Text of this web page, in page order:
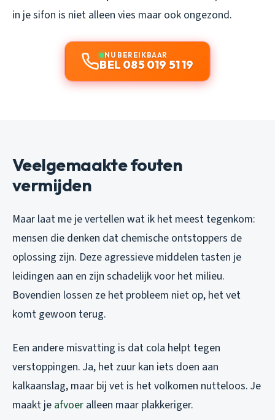
in je sifon is niet alleen vies maar ook ongezond.
NU BEREIKBAAR
BEL 085 019 51 19
Veelgemaakte fouten
vermijden
Maar laat me je vertellen wat ik het meest tegenkom:
mensen die denken dat chemische ontstoppers de
oplossing zijn. Deze agressieve middelen tasten je
leidingen aan en zijn schadelijk voor het milieu.
Bovendien lossen ze het probleem niet op, het vet
komt gewoon terug.
Een andere misvatting is dat cola helpt tegen
verstoppingen. Ja, het zuur kan iets doen aan
kalkaanslag, maar bij vet is het volkomen nutteloos. Je
maakt je afvoer alleen maar plakkeriger.